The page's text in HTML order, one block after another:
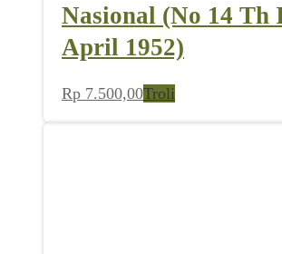
Nasional (No 14 Th
April 1952)
Rp 7.500,00Troli